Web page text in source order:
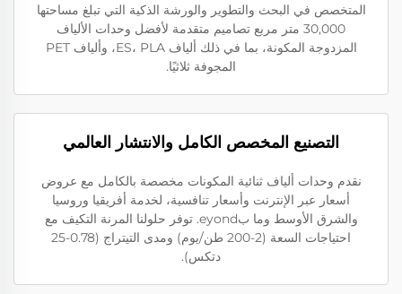
المتخصص في البحث والتطوير والورشة الذكية التي تبلغ مساحتها
30,000 متر مربع تصاميم متقدمة لأفضل وحدات الألياف
المزدوجة المكونة، بما في ذلك ألياف ES، PLA، وألياف PET
المجوفة ثلاثيًا.
التصنيع المخصص الكامل والانتشار العالمي
نقدم وحدات ألياف ثنائية المكونات مخصصة بالكامل مع عروض
أسعار عبر الإنترنت وأسعار تنافسية، لخدمة أفريقيا وروسيا
والشرق الأوسط وما بeyond. توفر حلولنا المرنة التكيف مع
احتياجات السعة (2-200 طن/يوم) ومدى التيتراج (0.78-25
دتكس).